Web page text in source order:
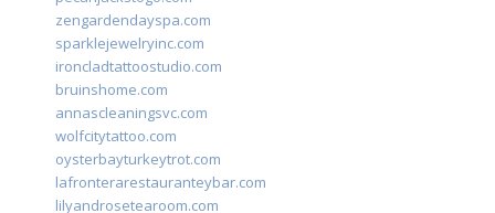
zengardendayspa.com
sparklejewelryinc.com
ironcladtattoostudio.com
bruinshome.com
annascleaningsvc.com
wolfcitytattoo.com
oysterbayturkeytrot.com
lafronterarestauranteybar.com
lilyandrosetearoom.com